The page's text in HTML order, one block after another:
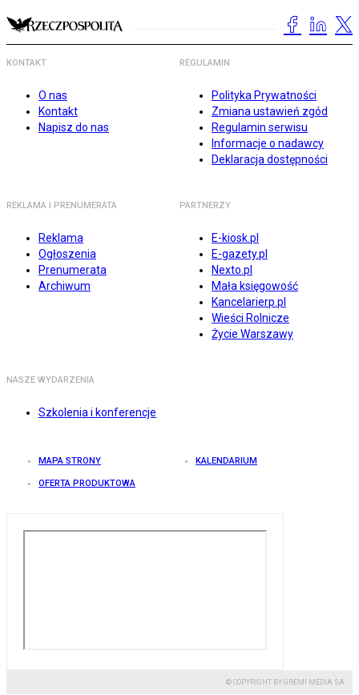
KONTAKT
O nas
Kontakt
Napisz do nas
REGULAMIN
Polityka Prywatności
Zmiana ustawień zgód
Regulamin serwisu
Informacje o nadawcy
Deklaracja dostępności
REKLAMA I PRENUMERATA
Reklama
Ogłoszenia
Prenumerata
Archiwum
PARTNERZY
E-kiosk.pl
E-gazety.pl
Nexto.pl
Mała księgowość
Kancelarierp.pl
Wieści Rolnicze
Życie Warszawy
NASZE WYDARZENIA
Szkolenia i konferencje
MAPA STRONY KALENDARIUM
OFERTA PRODUKTOWA
© COPYRIGHT BY GREMI MEDIA SA